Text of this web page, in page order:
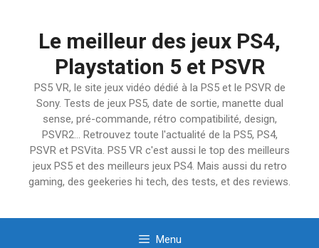
Le meilleur des jeux PS4,
Playstation 5 et PSVR
PS5 VR, le site jeux vidéo dédié à la PS5 et le PSVR de
Sony. Tests de jeux PS5, date de sortie, manette dual
sense, pré-commande, rétro compatibilité, design,
PSVR2… Retrouvez toute l'actualité de la PS5, PS4,
PSVR et PSVita. PS5 VR c'est aussi le top des meilleurs
jeux PS5 et des meilleurs jeux PS4. Mais aussi du retro
gaming, des geekeries hi tech, des tests, et des reviews.
Menu